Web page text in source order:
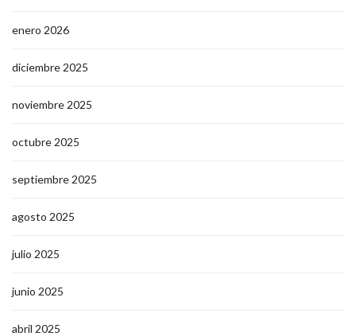
enero 2026
diciembre 2025
noviembre 2025
octubre 2025
septiembre 2025
agosto 2025
julio 2025
junio 2025
abril 2025